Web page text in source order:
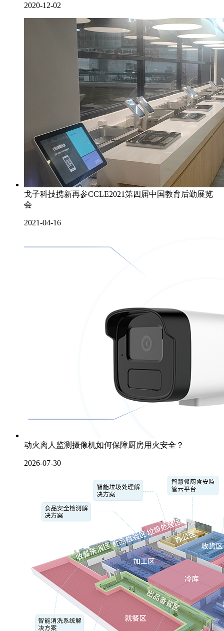
2020-12-02
戈子科技携新再参CCLE2021第四届中国教育后勤展览
会
2021-04-16
动火离人监测摄像机如何保障厨房用火安全？
2026-07-30